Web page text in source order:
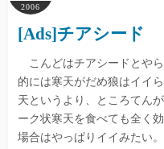
2006
[Ads]チアシード
こんどはチアシードとや
的には寒天がだめ狼はイイ
天というより、ところてん
ーク状寒天を食べても全く
場合はやっぱりイイみたい